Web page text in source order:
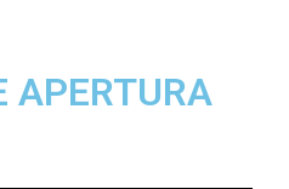
APERTURA